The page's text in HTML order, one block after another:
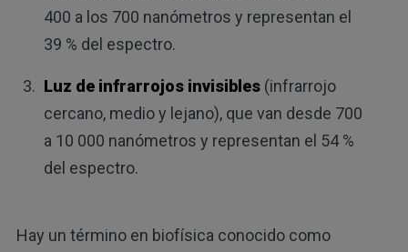
400 a los 700 nanómetros y representan el
39 % del espectro.
Luz de infrarrojos invisibles(infrarrojo
cercano, medio y lejano), que van desde 700
a 10 000 nanómetros y representan el 54 %
del espectro.
Hay un término en biofísica conocido como